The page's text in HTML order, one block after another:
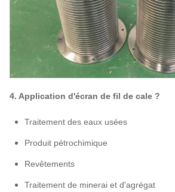
4. Application d'écran de fil de cale ?
Traitement des eaux usées
Produit pétrochimique
Revêtements
Traitement de minerai et d'agrégat